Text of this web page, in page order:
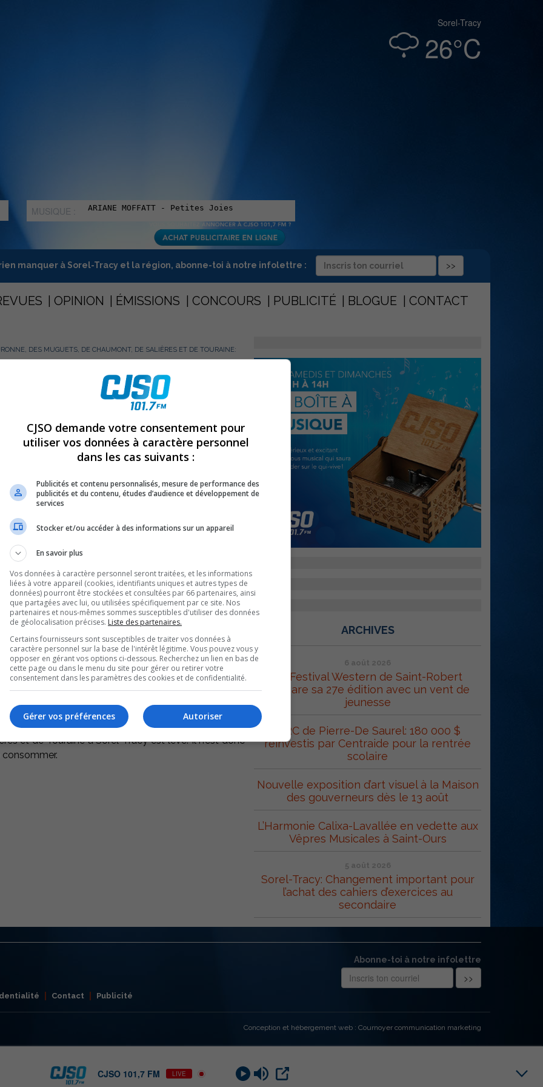
Sorel-Tracy
26°C
MUSIQUE :
manquer à Sorel-Tracy et la région, abonne-toi à notre infolettre :
OPINION ÉMISSIONS CONCOURS PUBLICITÉ BLOGUE CONTACT
DES MUGUETS, DE CHAUMONT, DE SALIÈRES ET DE TOURAINE:
des Muguets, de
Avis d’ébullition levé
pour les résidents des rues de la Rochelle, de la
et de Touraine à Sorel-Tracy est levé. Il n’est donc
consommer.
ARCHIVES
6 août 2026
Le Festival Western de Saint-Robert
prépare sa 27e édition avec un vent de
jeunesse
MRC de Pierre-De Saurel: 180 000 $
réinvestis par Centraide pour la rentrée
scolaire
Nouvelle exposition d’art visuel à la Maison
des gouverneurs dès le 13 août
L’Harmonie Calixa-Lavallée en vedette aux
Vêpres Musicales à Saint-Ours
5 août 2026
Sorel-Tracy: Changement important pour
l’achat des cahiers d’exercices au
secondaire
Abonne-toi à notre infolettre
Contact Publicité
Conception et hébergement web : Cournoyer communication marketing
CJSO 101,7 FM LIVE
CJSO demande votre consentement pour
utiliser vos données à caractère personnel
dans les cas suivants :
Publicités et contenu personnalisés, mesure de performance des
publicités et du contenu, études d’audience et développement de
services
Stocker et/ou accéder à des informations sur un appareil
En savoir plus
Vos données à caractère personnel seront traitées, et les informations
liées à votre appareil (cookies, identifiants uniques et autres types de
données) pourront être stockées et consultées par 66 partenaires, ainsi
que partagées avec lui, ou utilisées spécifiquement par ce site. Nos
partenaires et nous-mêmes sommes susceptibles d'utiliser des données
de géolocalisation précises. Liste des partenaires.
Certains fournisseurs sont susceptibles de traiter vos données à
caractère personnel sur la base de l'intérêt légitime. Vous pouvez vous y
opposer en gérant vos options ci-dessous. Recherchez un lien en bas de
cette page ou dans le menu du site pour gérer ou retirer votre
consentement dans les paramètres des cookies et de confidentialité.
Autoriser
Gérer vos préférences